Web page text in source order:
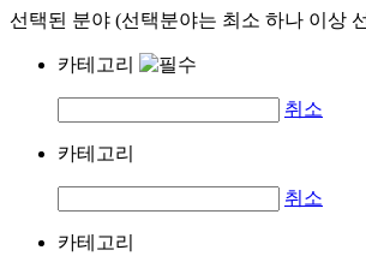
선택된 분야 (선택분야는 최소 하나 이상
카테고리
취소
카테고리
취소
카테고리